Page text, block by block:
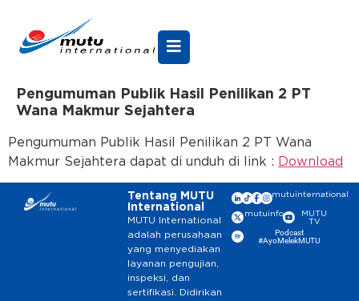
Pengumuman Publik Hasil Penilikan 2 PT
Wana Makmur Sejahtera
Pengumuman Publik Hasil Penilikan 2 PT Wana
Makmur Sejahtera dapat di unduh di link : Download
Tentang MUTU
International
MUTU International
adalah perusahaan
yang menyediakan
layanan pengujian,
inspeksi, dan
sertifikasi. Didirikan
mutuinternational
mutuinfo
MUTU
TV
Podcast
#AyoMelekMUTU